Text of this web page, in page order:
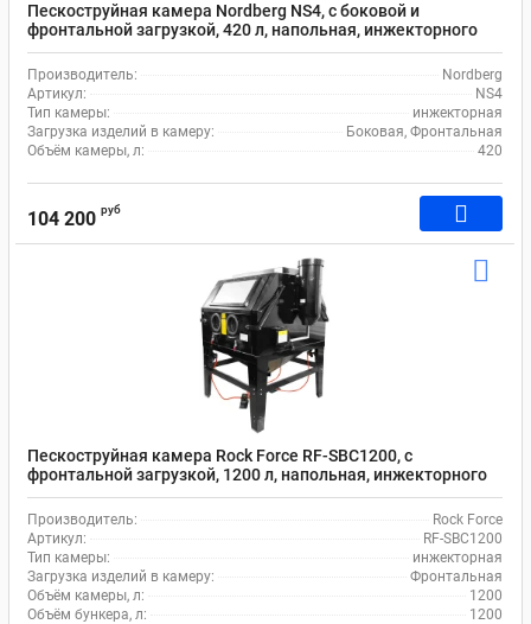
Пескоструйная камера Nordberg NS4, с боковой и
фронтальной загрузкой, 420 л, напольная, инжекторного
типа, с рабочей зоной 1210х600х580
Производитель:
Nordberg
Артикул:
NS4
Тип камеры:
инжекторная
Загрузка изделий в камеру:
Боковая, Фронтальная
Объём камеры, л:
420
104 200 руб
Пескоструйная камера Rock Force RF-SBC1200, с
фронтальной загрузкой, 1200 л, напольная, инжекторного
типа, с электродвигателем
Производитель:
Rock Force
Артикул:
RF-SBC1200
Тип камеры:
инжекторная
Загрузка изделий в камеру:
Фронтальная
Объём камеры, л:
1200
Объём бункера, л:
1200